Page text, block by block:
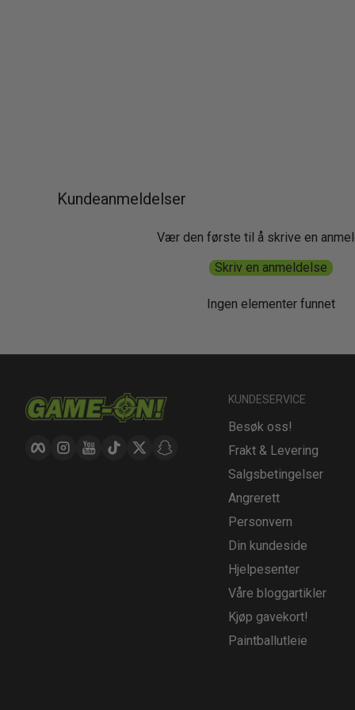
Kundeanmeldelser
Vær den første til å skrive en
Skriv en anmeldelse
Ingen elementer funnet
Twitter
KUNDESERVICE
Besøk oss!
Frakt & Levering
Salgsbetingelser
Angrerett
Personvern
Din kundeside
Hjelpesenter
Våre bloggartikler
Kjøp gavekort!
Paintballutleie